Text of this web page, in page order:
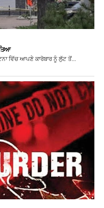
ਵਿੱਚ ਆਪਣੇ ਕਾਰੋਬਾਰ ਨੂੰ ਲੁੱਟ ਤੋਂ...